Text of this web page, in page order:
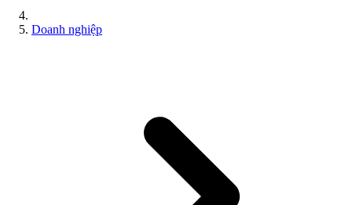
Doanh nghiệp